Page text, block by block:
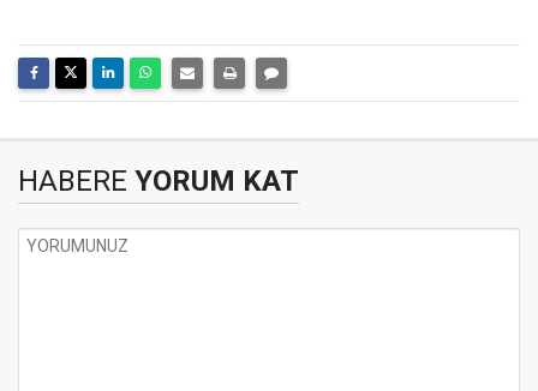
HABERE YORUM KAT